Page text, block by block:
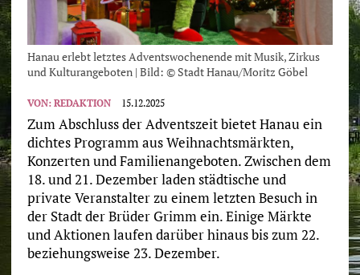
Hanau erlebt letztes Adventswochenende mit Musik, Zirkus
und Kulturangeboten | Bild: © Stadt Hanau/Moritz Göbel
VON: REDAKTION 15.12.2025
Zum Abschluss der Adventszeit bietet Hanau ein
dichtes Programm aus Weihnachtsmärkten,
Konzerten und Familienangeboten. Zwischen dem
18. und 21. Dezember laden städtische und
private Veranstalter zu einem letzten Besuch in
der Stadt der Brüder Grimm ein. Einige Märkte
und Aktionen laufen darüber hinaus bis zum 22.
beziehungsweise 23. Dezember.